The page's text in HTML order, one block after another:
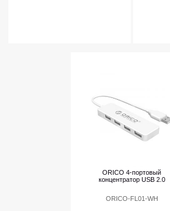
ORICO 4-портовый
концентратор USB 2.0
ORICO-FL01-WH